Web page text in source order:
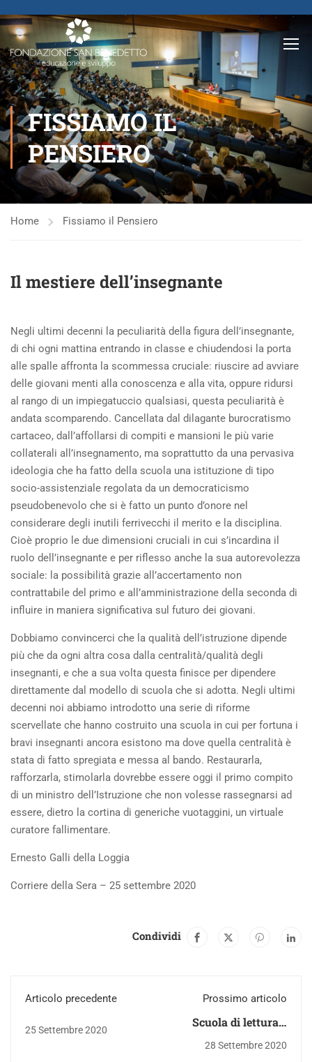
FISSIAMO IL
PENSIERO
Home Fissiamo il Pensiero
Il mestiere dell’insegnante
Negli ultimi decenni la peculiarità della figura dell’insegnante,
di chi ogni mattina entrando in classe e chiudendosi la porta
alle spalle affronta la scommessa cruciale: riuscire ad avviare
delle giovani menti alla conoscenza e alla vita, oppure ridursi
al rango di un impiegatuccio qualsiasi, questa peculiarità è
andata scomparendo. Cancellata dal dilagante burocratismo
cartaceo, dall’affollarsi di compiti e mansioni le più varie
collaterali all’insegnamento, ma soprattutto da una pervasiva
ideologia che ha fatto della scuola una istituzione di tipo
socio-assistenziale regolata da un democraticismo
pseudobenevolo che si è fatto un punto d’onore nel
considerare degli inutili ferrivecchi il merito e la disciplina.
Cioè proprio le due dimensioni cruciali in cui s’incardina il
ruolo dell’insegnante e per riflesso anche la sua autorevolezza
sociale: la possibilità grazie all’accertamento non
contrattabile del primo e all’amministrazione della seconda di
influire in maniera significativa sul futuro dei giovani.
Dobbiamo convincerci che la qualità dell’istruzione dipende
più che da ogni altra cosa dalla centralità/qualità degli
insegnanti, e che a sua volta questa finisce per dipendere
direttamente dal modello di scuola che si adotta. Negli ultimi
decenni noi abbiamo introdotto una serie di riforme
scervellate che hanno costruito una scuola in cui per fortuna i
bravi insegnanti ancora esistono ma dove quella centralità è
stata di fatto spregiata e messa al bando. Restaurarla,
rafforzarla, stimolarla dovrebbe essere oggi il primo compito
di un ministro dell’Istruzione che non volesse rassegnarsi ad
essere, dietro la cortina di generiche vuotaggini, un virtuale
curatore fallimentare.
Ernesto Galli della Loggia
Corriere della Sera – 25 settembre 2020
Condividi
Articolo precedente
25 Settembre 2020
Prossimo articolo
Scuola di lettura e
“Pierluigi Cappello” -
28 Settembre 2020